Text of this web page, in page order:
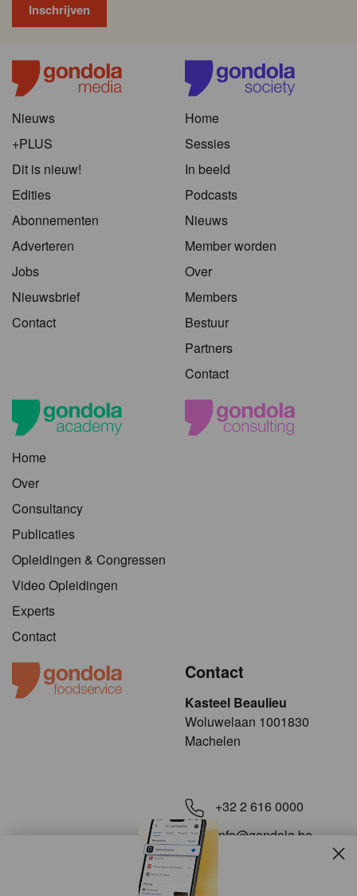
Nieuws
+PLUS
Dit is nieuw!
Edities
Abonnementen
Adverteren
Jobs
Nieuwsbrief
Contact
Home
Sessies
In beeld
Podcasts
Nieuws
Member worden
Over
Members
Bestuur
Partners
Contact
Home
Over
Consultancy
Publicaties
Opleidingen & Congressen
Video Opleidingen
Experts
Contact
Contact
Kasteel Beaulieu
​​​Woluwelaan 1001830
Machelen
+32 2 616 0000
info@gondola.be
Volg ons op